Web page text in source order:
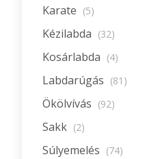
Karate (5)
Kézilabda (32)
Kosárlabda (4)
Labdarúgás (81)
Ökölvívás (92)
Sakk (2)
Súlyemelés (74)